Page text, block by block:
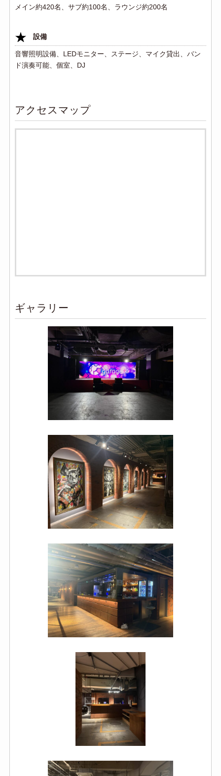
メイン約420名、サブ約100名、ラウンジ約200名
設備
音響照明設備、LEDモニター、ステージ、マイク貸出、バン
ド演奏可能、個室、DJ
アクセスマップ
ギャラリー